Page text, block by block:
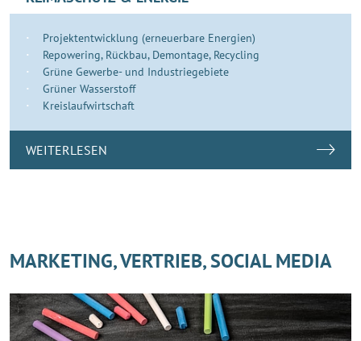
Projektentwicklung (erneuerbare Energien)
Repowering, Rückbau, Demontage, Recycling
Grüne Gewerbe- und Industriegebiete
Grüner Wasserstoff
Kreislaufwirtschaft
WEITERLESEN
MARKETING, VERTRIEB, SOCIAL MEDIA